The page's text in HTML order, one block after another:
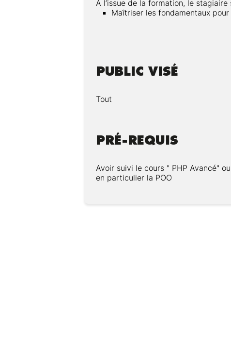
A l’issue de la formation, le stagiaire
Maîtriser les fondamentaux
PUBLIC VISÉ
Tout
PRÉ-REQUIS
Avoir suivi le cours " PHP Avancé"
en particulier la POO